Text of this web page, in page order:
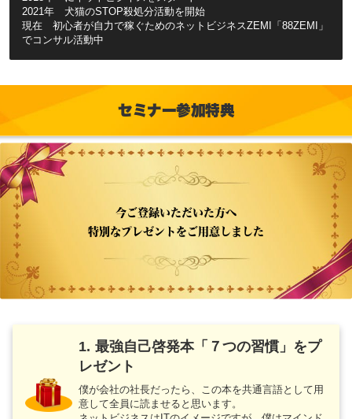
2021年 犬猫のSTOP殺処分活動を開始
現在 初心者が自力で稼ぐためのネットビジネスZEMI「88ZEMI」
でコンサル活動中
セミナー参加特典
今ご登録いただいた方へ
特別なプレゼントをご用意しました
1. 最強自己啓発本「７つの習慣」をプ
レゼント
僕が会社の社長だったら、この本を共通言語として用
意して全員に読ませると思います。